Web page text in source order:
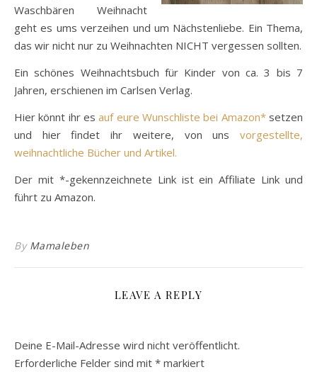
Waschbären Weihnacht
geht es ums verzeihen und um Nächstenliebe. Ein Thema,
das wir nicht nur zu Weihnachten NICHT vergessen sollten.
Ein schönes Weihnachtsbuch für Kinder von ca. 3 bis 7
Jahren, erschienen im Carlsen Verlag.
Hier könnt ihr esauf eure Wunschliste bei Amazon*setzen
und hier findet ihr weitere, von uns vorgestellte,
weihnachtliche Bücher und Artikel.
Der mit *-gekennzeichnete Link ist ein Affiliate Link und
führt zu Amazon.
By Mamaleben
LEAVE A REPLY
Deine E-Mail-Adresse wird nicht veröffentlicht.
Erforderliche Felder sind mit * markiert